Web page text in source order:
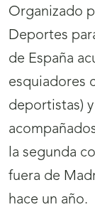
Organizado
Deportes
de España
esquiadores
deportistas)
la segunda
fuera de
hace un año.